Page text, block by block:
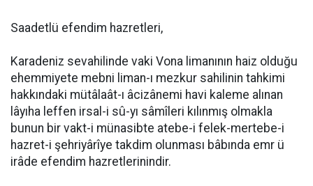
Saadetlü efendim hazretleri,
Karadeniz sevahilinde vaki Vona limanının haiz olduğu
ehemmiyete mebni liman-ı mezkur sahilinin tahkimi
hakkındaki mütâlaât-ı âcizânemi havi kaleme alınan
lâyıha leffen irsal-i sû-yı sâmîleri kılınmış olmakla
bunun bir vakt-i münasibte atebe-i felek-mertebe-i
hazret-i şehriyârîye takdim olunması bâbında emr ü
irâde efendim hazretlerinindir.